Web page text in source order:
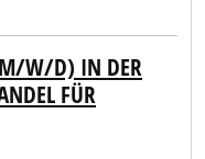
(M/W/D) IN DER
FÜR L